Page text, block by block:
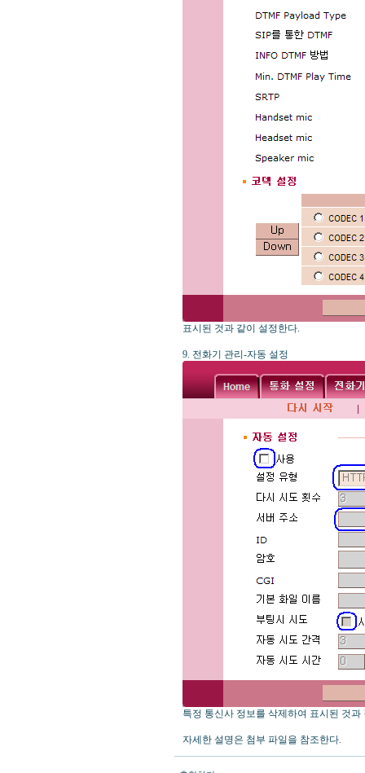
표시된 것과 같이 설정한다.
9. 전화기 관리-자동 설정
특정 통신사 정보를 삭제하여 표시된 것
자세한 설명은 첨부 파일을 참조한다.